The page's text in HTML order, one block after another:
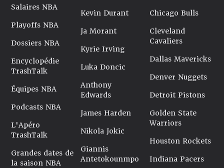
Salaires NBA
Playoffs NBA
Dossiers NBA
Encyclopédie
TrashTalk
Équipes NBA
Podcasts NBA
L'Apéro
TrashTalk
Grandes dates de
la saison NBA
Kevin Durant
Ja Morant
Kyrie Irving
Luka Doncic
Anthony
Edwards
James Harden
Nikola Jokic
Giannis
Antetokounmpo
Chicago Bulls
Cleveland
Cavaliers
Dallas Mavericks
Denver Nuggets
Detroit Pistons
Golden State
Warriors
Houston Rockets
Indiana Pacers